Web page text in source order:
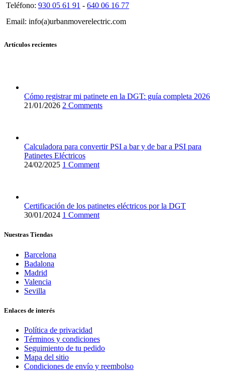
Teléfono: 930 05 61 91 - 640 06 16 77
Email: info(a)urbanmoverelectric.com
Artículos recientes
Cómo registrar mi patinete en la DGT: guía completa 2026
21/01/2026 2 Comments
Calculadora para convertir PSI a bar y de bar a PSI para
Patinetes Eléctricos
24/02/2025 1 Comment
Certificación de los patinetes eléctricos por la DGT
30/01/2024 1 Comment
Nuestras Tiendas
Barcelona
Badalona
Madrid
Valencia
Sevilla
Enlaces de interés
Política de privacidad
Términos y condiciones
Seguimiento de tu pedido
Mapa del sitio
Condiciones de envío y reembolso